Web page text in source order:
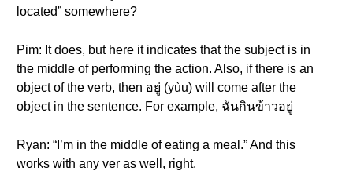
located” somewhere?
Pim: It does, but here it indicates that the subject is in
the middle of performing the action. Also, if there is an
object of the verb, then อยู่ (yùu) will come after the
object in the sentence. For example, ฉันกินข้าวอยู่
Ryan: “I’m in the middle of eating a meal.” And this
works with any ver as well, right.